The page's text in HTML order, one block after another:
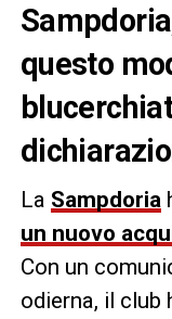
questo
La Sampdoria
un nuovo
Con un
odierna, il club